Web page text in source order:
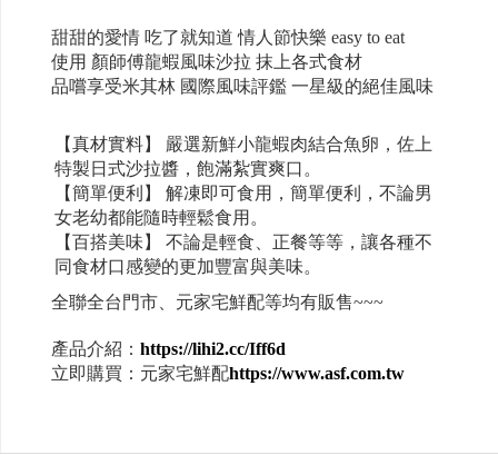
甜甜的愛情 吃了就知道 情人節快樂 easy to eat
使用 顏師傅龍蝦風味沙拉 抹上各式食材
品嚐享受米其林 國際風味評鑑 一星級的絕佳風味
【真材實料】 嚴選新鮮小龍蝦肉結合魚卵，佐上
特製日式沙拉醬，飽滿紮實爽口。
【簡單便利】 解凍即可食用，簡單便利，不論男
女老幼都能隨時輕鬆食用。
【百搭美味】 不論是輕食、正餐等等，讓各種不
同食材口感變的更加豐富與美味。
全聯全台門市、元家宅鮮配等均有販售~~~
產品介紹： https://lihi2.cc/Iff6d
立即購買：元家宅鮮配https://www.asf.com.tw